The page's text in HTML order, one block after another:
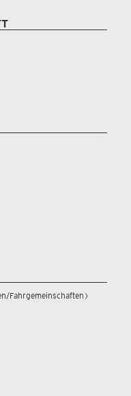
Fahrgemeinschaften)